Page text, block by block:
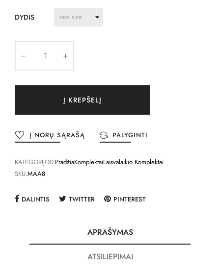
DYDIS
Į KREPŠELĮ
Į NORŲ SĄRAŠĄ PALYGINTI
KATEGORIJOS:PradžiaKomplektaiLaisvalaikio Komplektai
SKU:MAA8
DALINTIS TWITTER PINTEREST
APRAŠYMAS
ATSILIEPIMAI